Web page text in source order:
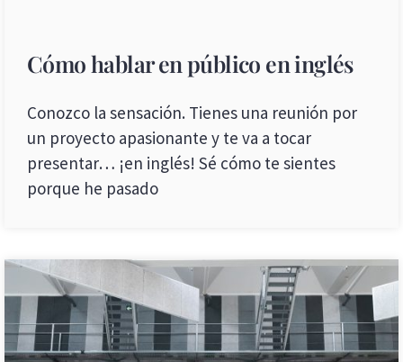
Cómo hablar en público en inglés
Conozco la sensación. Tienes una reunión por
un proyecto apasionante y te va a tocar
presentar… ¡en inglés! Sé cómo te sientes
porque he pasado